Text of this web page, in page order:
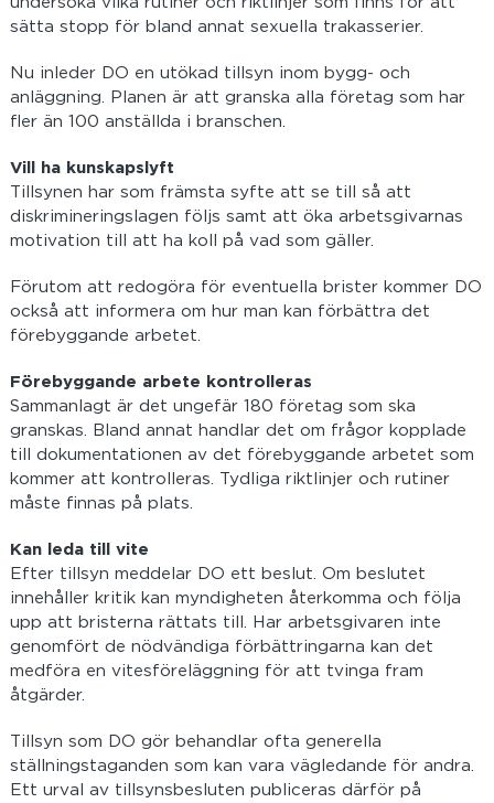
sätta stopp för bland annat sexuella trakasserier.
Nu inleder DO en utökad tillsyn inom bygg- och
anläggning. Planen är att granska alla företag som har
fler än 100 anställda i branschen.
Vill ha kunskapslyft
Tillsynen har som främsta syfte att se till så att
diskrimineringslagen följs samt att öka arbetsgivarnas
motivation till att ha koll på vad som gäller.
Förutom att redogöra för eventuella brister kommer DO
också att informera om hur man kan förbättra det
förebyggande arbetet.
Förebyggande arbete kontrolleras
Sammanlagt är det ungefär 180 företag som ska
granskas. Bland annat handlar det om frågor kopplade
till dokumentationen av det förebyggande arbetet som
kommer att kontrolleras. Tydliga riktlinjer och rutiner
måste finnas på plats.
Kan leda till vite
Efter tillsyn meddelar DO ett beslut. Om beslutet
innehåller kritik kan myndigheten återkomma och följa
upp att bristerna rättats till. Har arbetsgivaren inte
genomfört de nödvändiga förbättringarna kan det
medföra en vitesföreläggning för att tvinga fram
åtgärder.
Tillsyn som DO gör behandlar ofta generella
ställningstaganden som kan vara vägledande för andra.
Ett urval av tillsynsbesluten publiceras därför på